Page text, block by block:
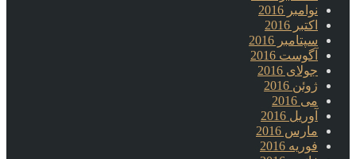
نوامبر 2016
اکتبر 2016
سپتامبر 2016
آگوست 2016
جولای 2016
ژوئن 2016
می 2016
آوریل 2016
مارس 2016
فوریه 2016